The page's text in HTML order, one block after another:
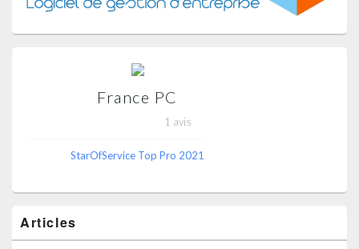
France PC
1 avis
StarOfService Top Pro 2021
Articles